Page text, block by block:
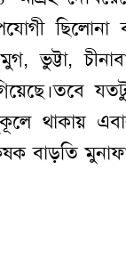
মুগ, ভুট্টা,
থাকায়
বাড়তি